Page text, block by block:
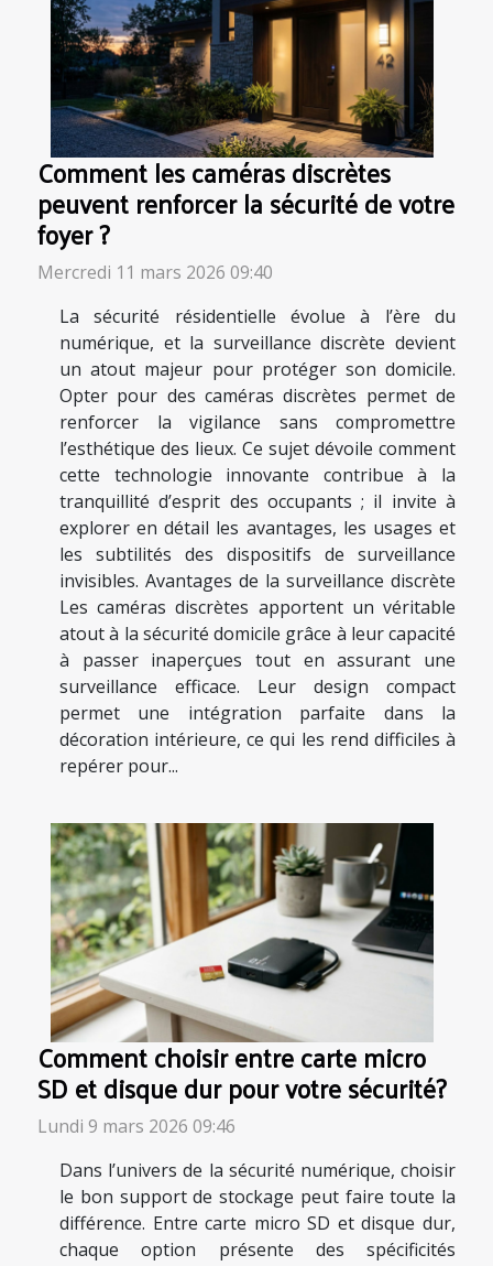
Comment les caméras discrètes
peuvent renforcer la sécurité de votre
foyer ?
Mercredi 11 mars 2026 09:40
La sécurité résidentielle évolue à l’ère du
numérique, et la surveillance discrète devient
un atout majeur pour protéger son domicile.
Opter pour des caméras discrètes permet de
renforcer la vigilance sans compromettre
l’esthétique des lieux. Ce sujet dévoile comment
cette technologie innovante contribue à la
tranquillité d’esprit des occupants ; il invite à
explorer en détail les avantages, les usages et
les subtilités des dispositifs de surveillance
invisibles. Avantages de la surveillance discrète
Les caméras discrètes apportent un véritable
atout à la sécurité domicile grâce à leur capacité
à passer inaperçues tout en assurant une
surveillance efficace. Leur design compact
permet une intégration parfaite dans la
décoration intérieure, ce qui les rend difficiles à
repérer pour...
Comment choisir entre carte micro
SD et disque dur pour votre sécurité?
Lundi 9 mars 2026 09:46
Dans l’univers de la sécurité numérique, choisir
le bon support de stockage peut faire toute la
différence. Entre carte micro SD et disque dur,
chaque option présente des spécificités